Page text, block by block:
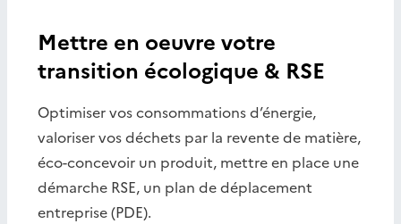
Mettre en oeuvre votre
transition écologique & RSE
Optimiser vos consommations d’énergie,
valoriser vos déchets par la revente de matière,
éco-concevoir un produit, mettre en place une
démarche RSE, un plan de déplacement
entreprise (PDE).